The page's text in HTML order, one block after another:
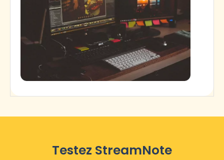
Testez StreamNote